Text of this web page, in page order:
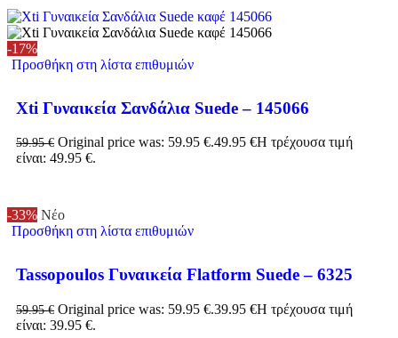
-17%
Προσθήκη στη λίστα επιθυμιών
Xti Γυναικεία Σανδάλια Suede – 145066
59.95€ Original price was: 59.95 €.49.95 €Η τρέχουσα τιμή
είναι: 49.95 €.
-33% Νέο
Προσθήκη στη λίστα επιθυμιών
Tassopoulos Γυναικεία Flatform Suede – 6325
59.95€ Original price was: 59.95 €.39.95 €Η τρέχουσα τιμή
είναι: 39.95 €.